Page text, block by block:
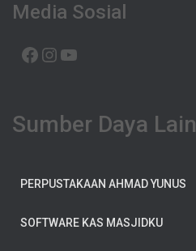
Media Sosial
FACEBOOK INSTAGRAM
Sumber Daya Lain
PERPUSTAKAAN AHMAD YUNUS
SOFTWARE KAS MASJIDKU